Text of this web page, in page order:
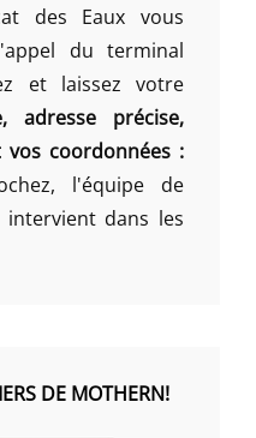
des Eaux vous
du terminal
et laissez votre
adresse précise,
coordonnées :
l'équipe de
dans les
DE MOTHERN!